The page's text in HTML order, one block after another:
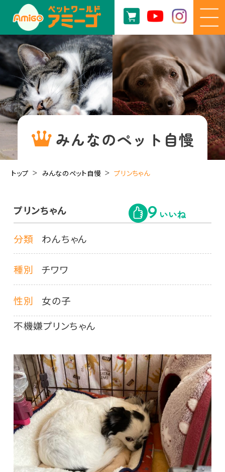
みんなのペット自慢
トップ みんなのペット自慢 プリンちゃん
プリンちゃん 9 いいね
分類 わんちゃん
種別 チワワ
性別
女の子
不機嫌プリンちゃん